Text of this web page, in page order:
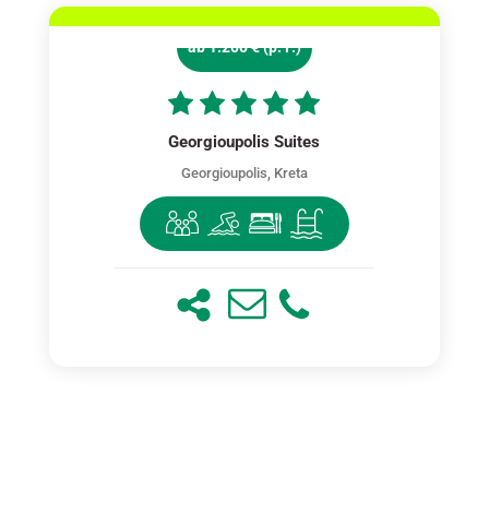
ab 1.200 € (p. P.)
Georgioupolis Suites
Georgioupolis, Kreta